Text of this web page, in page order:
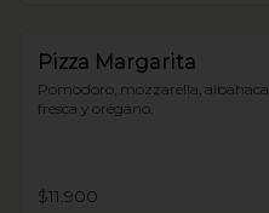
Pizza Margarita
Pomodoro, mozzarella, albahaca
fresca y orégano.
$11.900